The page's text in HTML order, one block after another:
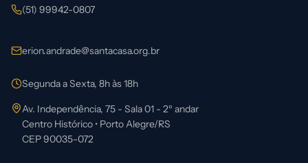
Craniotomia Keyhole
Cirurgia Transorbital
Cirurgia com Paciente Acordado
Neurocirurgia Minimamente Invasiva
Metástase Cerebral
Aneurisma Cerebral
Tratamento da Metástase Cerebral
Sobre o Médico
Depoimentos
(51) 99942-0807
erion.andrade@santacasa.org.br
Segunda a Sexta, 8h às 18h
Av. Independência, 75 - Sala 01 - 2º andar
Centro Histórico • Porto Alegre/RS
CEP90035-072